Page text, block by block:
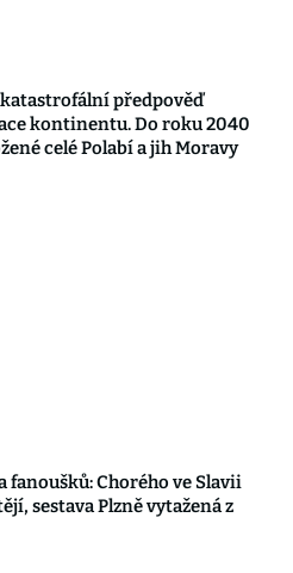
katastrofální předpověď
kontinentu. Do roku 2040
celé Polabí a jih Moravy
fanoušků: Chorého ve Slavii
sestava Plzně vytažená z